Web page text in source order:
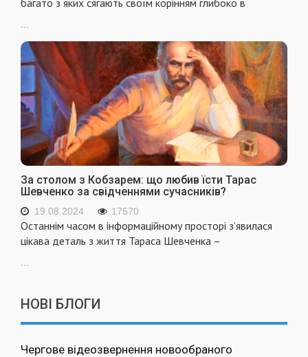
багато з яких сягають своїм корінням глибоко в
...
За столом з Кобзарем: що любив їсти Тарас
Шевченко за свідченнями сучасників?
19.08.2024 17570
Останнім часом в інформаційному просторі з’явилася
цікава деталь з життя Тараса Шевченка –
НОВІ БЛОГИ
Чергове відеозвернення новообраного